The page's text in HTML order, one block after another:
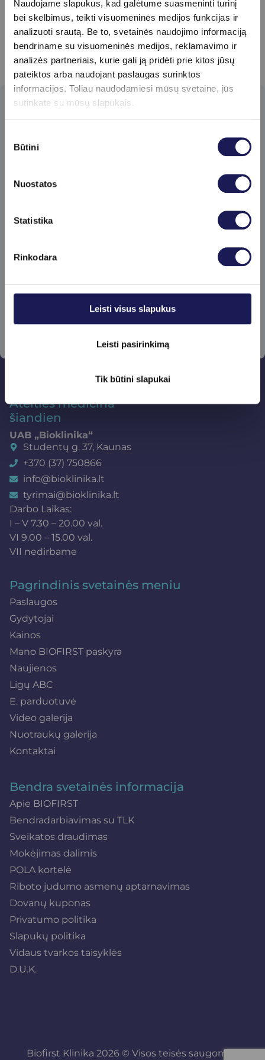
Naudojame slapukus, kad galėtume suasmeninti turinį
bei skelbimus, teikti visuomeninės medijos funkcijas ir
analizuoti srautą. Be to, svetainės naudojimo informaciją
bendriname su visuomeninės medijos, reklamavimo ir
analizės partneriais, kurie gali ją pridėti prie kitos jūsų
pateiktos arba naudojant paslaugas surinktos
informacijos. Toliau naudodamiesi mūsų svetaine, jūs
sutinkate su mūsų slapukais.
pasirinkimas
Būtini
Nuostatos
Statistika
Rinkodara
Leisti visus slapukus
Leisti pasirinkimą
Tik būtini slapukai
Pirmieji gaukite specialius klinikos
pasiūlymus ir sužinokite apie naujienas!
Ateities medicina
šiandien
UAB „Bioklinika“
Studentų g. 37, Kaunas
+370 (37) 750866
info@bioklinika.lt
tyrimai@bioklinika.lt
Darbo Laikas:
I – V 7.30 – 20.00 val.
VI 9.00 – 15.00 val.
VII nedirbame
Pagrindinis svetainės meniu
Paslaugos
Gydytojai
Kainos
Mano BIOFIRST paskyra
Naujienos
Ligų ABC
E. parduotuvė
Video galerija
Nuotraukų galerija
Kontaktai
Bendra svetainės informacija
Apie BIOFIRST
Bendradarbiavimas su TLK
Sveikatos draudimas
Mokėjimas dalimis
POLA kortelė
Riboto judumo asmenų aptarnavimas
Dovanų kuponas
Privatumo politika
Slapukų politika
Vidaus tvarkos taisyklės
D.U.K.
Biofirst Klinika 2026 © Visos teisės saugomos